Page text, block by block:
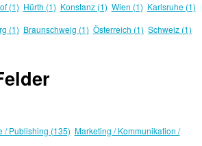
(1) Hürth (1) Konstanz (1) Wien (1) Karlsruhe (1)
(1) Braunschweig (1) Österreich (1) Schweiz (1)
/ Publishing (135) Marketing / Kommunikation /